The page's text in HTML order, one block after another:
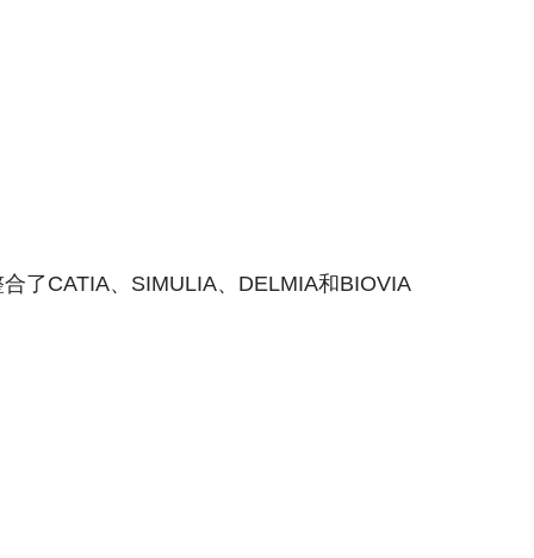
了CATIA、SIMULIA、DELMIA和BIOVIA